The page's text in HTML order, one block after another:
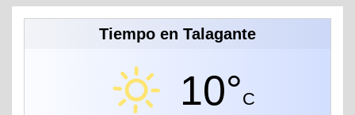
Tiempo en Talagante
10°C